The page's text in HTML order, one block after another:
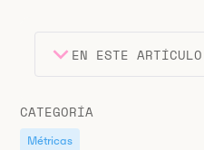
EN ESTE ARTÍCULO
Encabezado 2
Encabezado 3
Puntos clave
CATEGORÍA
Métricas